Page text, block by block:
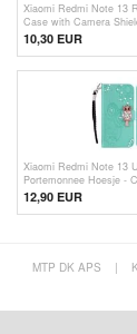
Xiaomi Redmi Note 13
Case with Camera
10,30 EUR
Xiaomi Redmi Note 13
Portemonnee Hoesje -
12,90 EUR
MTP DK APS |